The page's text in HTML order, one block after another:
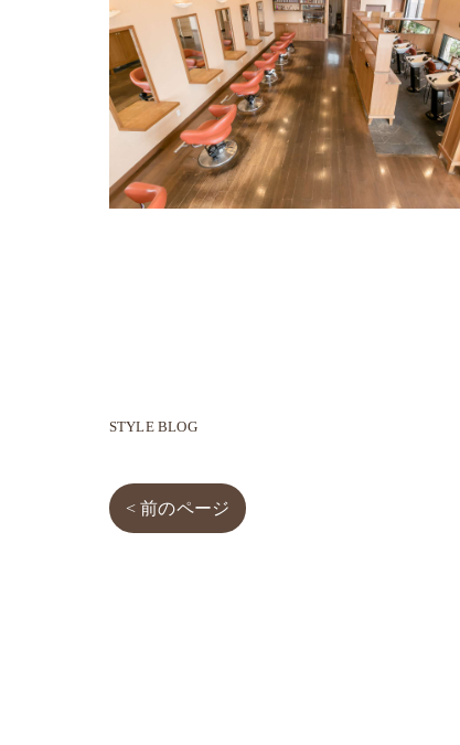
STYLE BLOG
< 前のページ